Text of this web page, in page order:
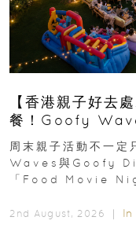
【香港親子好去
餐！Goofy
外影院逢週末登場
周末親子活動不一
Waves與Goofy
「Food Movie
2nd August, 2026 ｜ In